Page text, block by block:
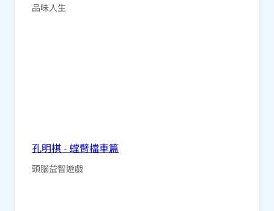
品味人生
孔明棋 - 螳臂檔車篇
頭腦益智遊戲